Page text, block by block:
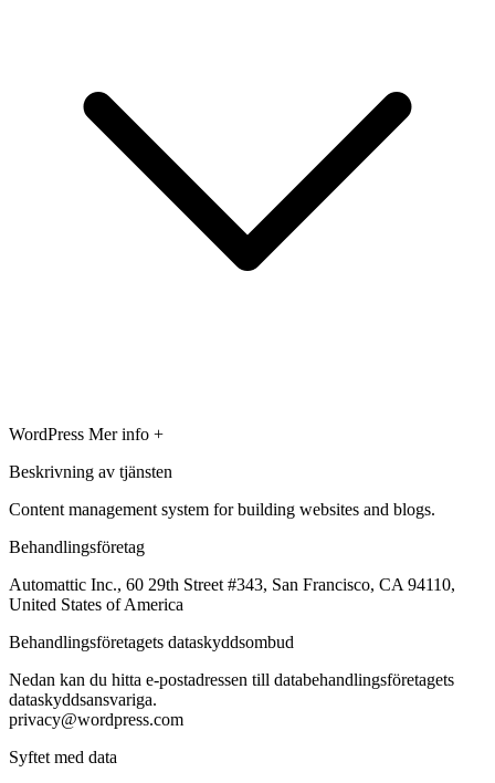
WordPress Mer info +
Beskrivning av tjänsten
Content management system for building websites and blogs.
Behandlingsföretag
Automattic Inc., 60 29th Street #343, San Francisco, CA 94110,
United States of America
Behandlingsföretagets dataskyddsombud
Nedan kan du hitta e-postadressen till databehandlingsföretagets
dataskyddsansvariga.
privacy@wordpress.com
Syftet med data